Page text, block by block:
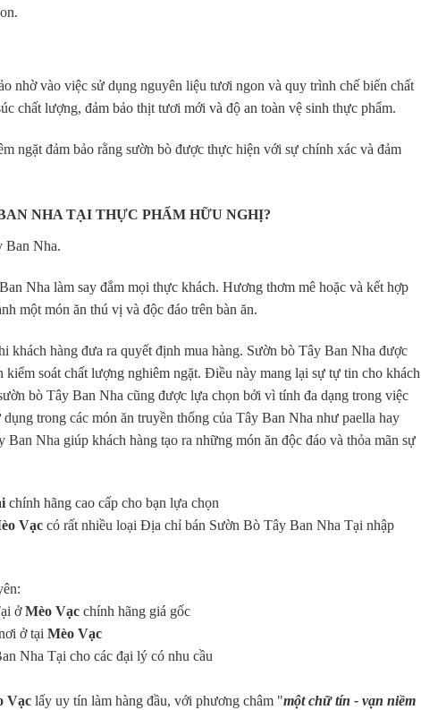
nhờ vào việc sử dụng nguyên liệu tươi ngon và quy trình chế biến chất
chất lượng, đảm bảo thịt tươi mới và độ an toàn vệ sinh thực phẩm.
ngặt đảm bảo rằng sườn bò được thực hiện với sự chính xác và đảm
NHA TẠI THỰC PHẨM HỮU NGHỊ?
Ban Nha.
Nha làm say đắm mọi thực khách. Hương thơm mê hoặc và kết hợp
một món ăn thú vị và độc đáo trên bàn ăn.
khách hàng đưa ra quyết định mua hàng. Sườn bò Tây Ban Nha được
soát chất lượng nghiêm ngặt. Điều này mang lại sự tự tin cho khách
bò Tây Ban Nha cũng được lựa chọn bởi vì tính đa dạng trong việc
trong các món ăn truyền thống của Tây Ban Nha như paella hay
Nha giúp khách hàng tạo ra những món ăn độc đáo và thỏa mãn sự
chính hãng cao cấp cho bạn lựa chọn
Vạc có rất nhiều loại Địa chỉ bán Sườn Bò Tây Ban Nha Tại nhập
ởMèo Vạc chính hãng giá gốc
ở tại Mèo Vạc
Nha Tại cho các đại lý có nhu cầu
Vạc lấy uy tín làm hàng đầu, với phương châm "một chữ tín - vạn niềm